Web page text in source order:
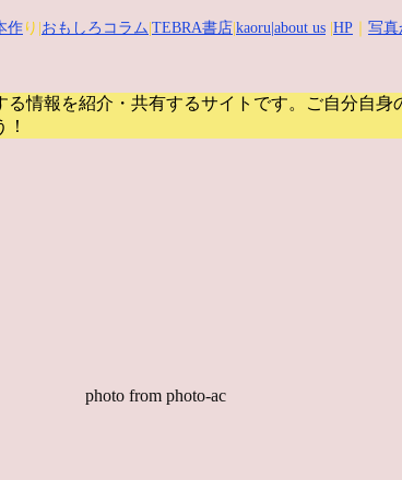
作り| おもしろコラム TEBRA書店 kaoru |about us HP 写真
情報を紹介・共有するサイトです。
ご自分自身
photo from photo-ac